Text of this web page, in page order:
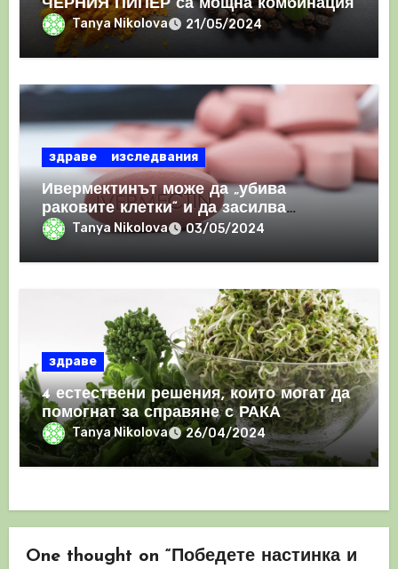
ЧЕРНИЯ ПИПЕР са мощна комбинация
Tanya Nikolova 21/05/2024
здраве изследвания
Ивермектинът може да „убива
раковите клетки“ и да засилва
имунния отговор
Tanya Nikolova 03/05/2024
здраве
4 естествени решения, които могат да
помогнат за справяне с РАКА
Tanya Nikolova 26/04/2024
One thought on “Победете настинка и